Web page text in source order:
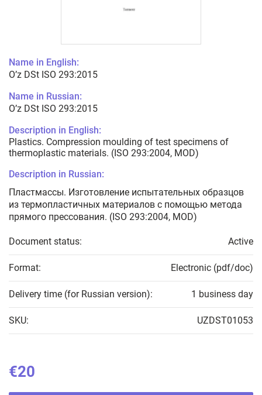
Name in English:
O’z DSt ISO 293:2015
Name in Russian:
O’z DSt ISO 293:2015
Description in English:
Plastics. Compression moulding of test specimens of
thermoplastic materials. (ISO 293:2004, MOD)
Description in Russian:
Пластмассы. Изготовление испытательных образцов
из термопластичных материалов с помощью метода
прямого прессования. (ISO 293:2004, MOD)
Document status: Active
Format: Electronic (pdf/doc)
Delivery time (for Russian version): 1 business day
SKU: UZDST01053
€20